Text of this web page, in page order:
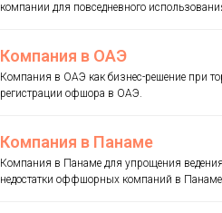
компании для повседневного
Компания в ОАЭ
Компания в ОАЭ как бизнес-решение при
регистрации офшора в ОАЭ.
Компания в Панаме
Компания в Панаме для упрощения
недостатки оффшорных компаний в